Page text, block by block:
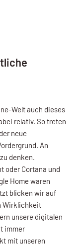
Welt auch dieses
relativ. So treten
neue
An
denken.
oder Cortana und
Home waren
blicken wir auf
Wirklichkeit
unsere digitalen
immer
mit unseren